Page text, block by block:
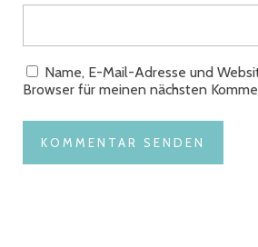
Name, E-Mail-Adresse und
Browser für meinen nächsten